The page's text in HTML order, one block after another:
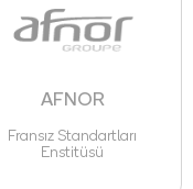
AFNOR
Fransız Standartları
Enstitüsü